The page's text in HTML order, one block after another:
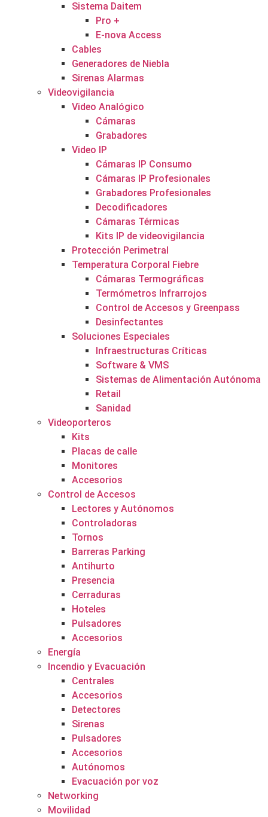
Sistema Daitem
Pro +
E-nova Access
Cables
Generadores de Niebla
Sirenas Alarmas
Videovigilancia
Video Analógico
Cámaras
Grabadores
Video IP
Cámaras IP Consumo
Cámaras IP Profesionales
Grabadores Profesionales
Decodificadores
Cámaras Térmicas
Kits IP de videovigilancia
Protección Perimetral
Temperatura Corporal Fiebre
Cámaras Termográficas
Termómetros Infrarrojos
Control de Accesos y Greenpass
Desinfectantes
Soluciones Especiales
Infraestructuras Críticas
Software & VMS
Sistemas de Alimentación Autónoma
Retail
Sanidad
Videoporteros
Kits
Placas de calle
Monitores
Accesorios
Control de Accesos
Lectores y Autónomos
Controladoras
Tornos
Barreras Parking
Antihurto
Presencia
Cerraduras
Hoteles
Pulsadores
Accesorios
Energía
Incendio y Evacuación
Centrales
Accesorios
Detectores
Sirenas
Pulsadores
Accesorios
Autónomos
Evacuación por voz
Networking
Movilidad